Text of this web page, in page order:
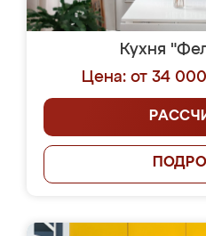
Кухня
Цена: от 34